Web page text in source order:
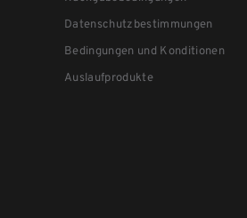
Datenschutzbestimmungen
Bedingungen und Konditionen
Auslaufprodukte